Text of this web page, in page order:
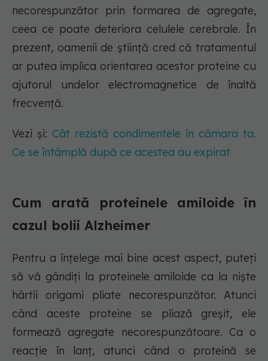
necorespunzător prin formarea de agregate,
ceea ce poate deteriora celulele cerebrale. În
prezent, oamenii de știință cred că tratamentul
ar putea implica orientarea acestor proteine cu
ajutorul undelor electromagnetice de înaltă
frecvență.
Vezi și: Cât rezistă condimentele în cămara ta.
Ce se întâmplă după ce acestea au expirat
Cum arată proteinele amiloide în
cazul bolii Alzheimer
Pentru a înțelege mai bine acest aspect, puteți
să vă gândiți la proteinele amiloide ca la niște
hârtii origami pliate necorespunzător. Atunci
când aceste proteine se pliază greșit, ele
formează agregate necorespunzătoare. Ca o
reacție în lanț, atunci când o proteină se